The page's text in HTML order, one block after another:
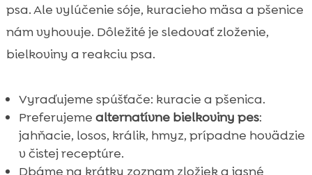
psa. Ale vylúčenie sóje, kuracieho mäsa a pšenice
nám vyhovuje. Dôležité je sledovať zloženie,
bielkoviny a reakciu psa.
Vyraďujeme spúšťače: kuracie a pšenica.
Preferujeme alternatívne bielkoviny pes:
jahňacie, losos, králik, hmyz, prípadne hovädzie
v čistej receptúre.
Dbáme na krátky zoznam zložiek a jasné